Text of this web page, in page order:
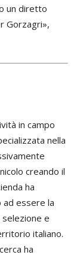
un diretto
Gorzagri»,
in campo
nella
creando il
ha
ad essere la
selezione e
italiano.
ha